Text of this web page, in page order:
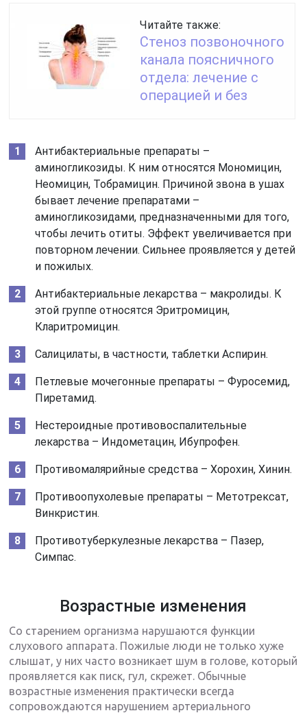
Читайте также:
Стеноз позвоночного
канала поясничного
отдела: лечение с
операцией и без
Антибактериальные препараты –
аминогликозиды. К ним относятся Мономицин,
Неомицин, Тобрамицин. Причиной звона в ушах
бывает лечение препаратами –
аминогликозидами, предназначенными для того,
чтобы лечить отиты. Эффект увеличивается при
повторном лечении. Сильнее проявляется у детей
и пожилых.
Антибактериальные лекарства – макролиды. К
этой группе относятся Эритромицин,
Кларитромицин.
Салицилаты, в частности, таблетки Аспирин.
Петлевые мочегонные препараты – Фуросемид,
Пиретамид.
Нестероидные противовоспалительные
лекарства – Индометацин, Ибупрофен.
Противомалярийные средства – Хорохин, Хинин.
Противоопухолевые препараты – Метотрексат,
Винкристин.
Противотуберкулезные лекарства – Пазер,
Симпас.
Возрастные изменения
Со старением организма нарушаются функции
слухового аппарата. Пожилые люди не только хуже
слышат, у них часто возникает шум в голове, который
проявляется как писк, гул, скрежет. Обычные
возрастные изменения практически всегда
сопровождаются нарушением артериального